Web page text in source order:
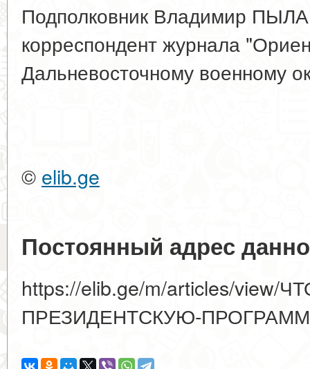
Подполковник Владимир
корреспондент журнала
Дальневосточному военному
© elib.ge
Постоянный адрес
https://elib.ge/m/articles/view/
ПРЕЗИДЕНТСКУЮ-